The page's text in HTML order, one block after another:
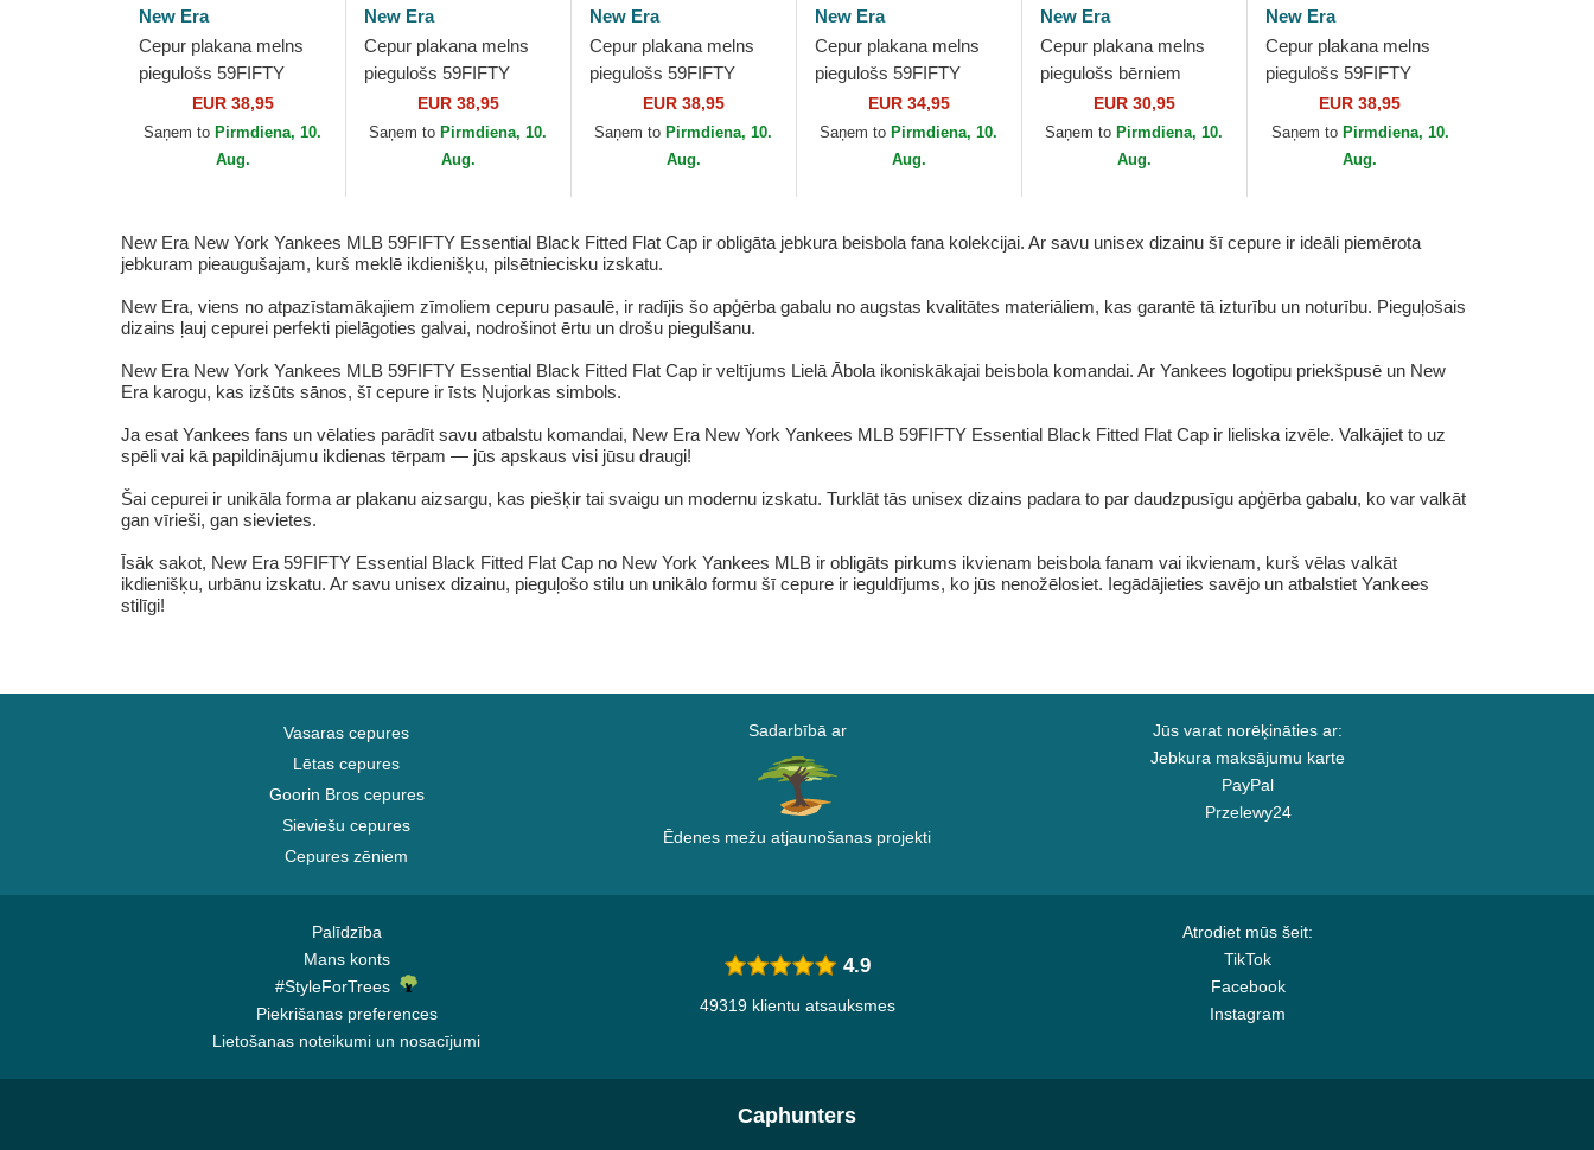
New Era
Cepur plakana melns
piegulošs 59FIFTY
Essential no Los
Angeles Dodgers MLB
no New Era
EUR 38,95
Saņem to Pirmdiena, 10.
Aug.
New Era
Cepur plakana melns
piegulošs 59FIFTY
Essential no Atlanta
Braves MLB no New
EUR 38,95
Saņem to Pirmdiena, 10.
Aug.
New Era
Cepur plakana melns
piegulošs 59FIFTY
League Essential no
Los Angeles Dodgers
MLB no New Era
EUR 38,95
Saņem to Pirmdiena, 10.
Aug.
New Era
Cepur plakana melns
piegulošs 59FIFTY
Essential no New Era
EUR 34,95
Saņem to Pirmdiena, 10.
Aug.
New Era
Cepur plakana melns
piegulošs bērniem
59FIFTY My First no
New York Yankees
MLB no New Era
EUR 30,95
Saņem to Pirmdiena, 10.
Aug.
New Era
Cepur plakana melns
piegulošs 59FIFTY
Black on Black no New
York Yankees MLB no
EUR 38,95
Saņem to Pirmdiena, 10.
Aug.
New Era New York Yankees MLB 59FIFTY Essential Black Fitted Flat Cap ir obligāta jebkura beisbola fana kolekcijai. Ar savu unisex dizainu šī cepure ir ideāli piemērota
jebkuram pieaugušajam, kurš meklē ikdienišķu, pilsētniecisku izskatu.
New Era, viens no atpazīstamākajiem zīmoliem cepuru pasaulē, ir radījis šo apģērba gabalu no augstas kvalitātes materiāliem, kas garantē tā izturību un noturību. Pieguļošais
dizains ļauj cepurei perfekti pielāgoties galvai, nodrošinot ērtu un drošu piegulšanu.
New Era New York Yankees MLB 59FIFTY Essential Black Fitted Flat Cap ir veltījums Lielā Ābola ikoniskākajai beisbola komandai. Ar Yankees logotipu priekšpusē un New
Era karogu, kas izšūts sānos, šī cepure ir īsts Ņujorkas simbols.
Ja esat Yankees fans un vēlaties parādīt savu atbalstu komandai, New Era New York Yankees MLB 59FIFTY Essential Black Fitted Flat Cap ir lieliska izvēle. Valkājiet to uz
spēli vai kā papildinājumu ikdienas tērpam — jūs apskaus visi jūsu draugi!
Šai cepurei ir unikāla forma ar plakanu aizsargu, kas piešķir tai svaigu un modernu izskatu. Turklāt tās unisex dizains padara to par daudzpusīgu apģērba gabalu, ko var valkāt
gan vīrieši, gan sievietes.
Īsāk sakot, New Era 59FIFTY Essential Black Fitted Flat Cap no New York Yankees MLB ir obligāts pirkums ikvienam beisbola fanam vai ikvienam, kurš vēlas valkāt
ikdienišķu, urbānu izskatu. Ar savu unisex dizainu, pieguļošo stilu un unikālo formu šī cepure ir ieguldījums, ko jūs nenožēlosiet. Iegādājieties savējo un atbalstiet Yankees
stilīgi!
Vasaras cepures
Lētas cepures
Goorin Bros cepures
Sieviešu cepures
Cepures zēniem
Sadarbībā ar
Ēdenes mežu atjaunošanas projekti
Jūs varat norēķināties ar:
Jebkura maksājumu karte
PayPal
Przelewy24
Palīdzība
Mans konts
#StyleForTrees
Piekrišanas preferences
Lietošanas noteikumi un nosacījumi
Atrodiet mūs šeit:
TikTok
Facebook
Instagram
4.9
49319 klientu atsauksmes
Caphunters